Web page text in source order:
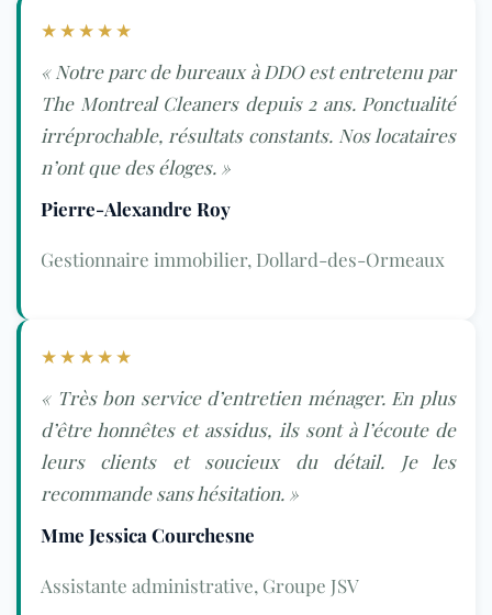
★★★★★
« Notre parc de bureaux à DDO est entretenu par
The Montreal Cleaners depuis 2 ans. Ponctualité
irréprochable, résultats constants. Nos locataires
n’ont que des éloges. »
Pierre-Alexandre Roy
Gestionnaire immobilier, Dollard-des-Ormeaux
★★★★★
« Très bon service d’entretien ménager. En plus
d’être honnêtes et assidus, ils sont à l’écoute de
leurs clients et soucieux du détail. Je les
recommande sans hésitation. »
Mme Jessica Courchesne
Assistante administrative, Groupe JSV